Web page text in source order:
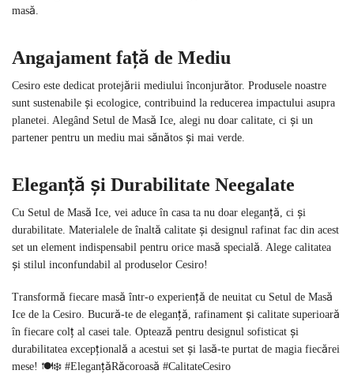
masă.
Angajament față de Mediu
Cesiro este dedicat protejării mediului înconjurător. Produsele noastre
sunt sustenabile și ecologice, contribuind la reducerea impactului asupra
planetei. Alegând Setul de Masă Ice, alegi nu doar calitate, ci și un
partener pentru un mediu mai sănătos și mai verde.
Eleganță și Durabilitate Neegalate
Cu Setul de Masă Ice, vei aduce în casa ta nu doar eleganță, ci și
durabilitate. Materialele de înaltă calitate și designul rafinat fac din acest
set un element indispensabil pentru orice masă specială. Alege calitatea
și stilul inconfundabil al produselor Cesiro!
Transformă fiecare masă într-o experiență de neuitat cu Setul de Masă
Ice de la Cesiro. Bucură-te de eleganță, rafinament și calitate superioară
în fiecare colț al casei tale. Optează pentru designul sofisticat și
durabilitatea excepțională a acestui set și lasă-te purtat de magia fiecărei
mese! 🍽️❄️ #EleganțăRăcoroasă #CalitateCesiro